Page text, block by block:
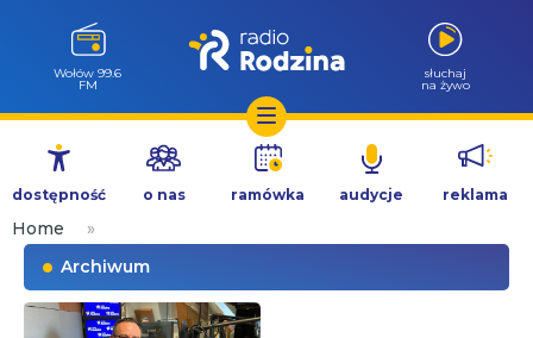
Przejdź
treści
Wołów 99.6
FM
słuchaj
na żywo
dostępność o nas ramówka audycje reklama
Home
»
Archiwum